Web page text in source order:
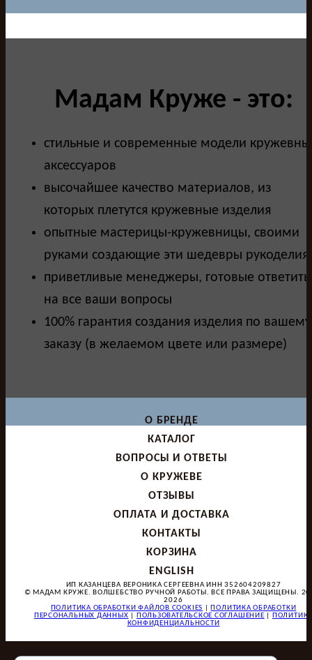
Мадам Круже - это:
стильные и современные модели
аксессуаров
высочайшее качество материалов, из
которых плетутся кружевные изделия
опытные мастерицы-кружевницы, своими
руками создающие эти шедевры рукоделия
приветливые менеджеры, готовые ответить
на все ваши вопросы
100% гарантия создания изделия по вашему
заказу (в желаемом цвете или размере)
О БРЕНДЕ
КАТАЛОГ
ВОПРОСЫ И ОТВЕТЫ
О КРУЖЕВЕ
ОТЗЫВЫ
ОПЛАТА И ДОСТАВКА
КОНТАКТЫ
КОРЗИНА
ENGLISH
ИП КАЗАНЦЕВА ВЕРОНИКА СЕРГЕЕВНА ИНН 352604209827
© МАДАМ КРУЖЕ. ВОЛШЕБСТВО РУЧНОЙ РАБОТЫ. ВСЕ ПРАВА ЗАЩИЩЕНЫ.
2026
ПОЛИТИКА ОБРАБОТКИ ФАЙЛОВ COOKIES
ПОЛИТИКА ОБРАБОТКИ
ПЕРСОНАЛЬНЫХ ДАННЫХ
ПОЛЬЗОВАТЕЛЬСКОЕ СОГЛАШЕНИЕ
КОНФИДЕНЦИАЛЬНОСТИ